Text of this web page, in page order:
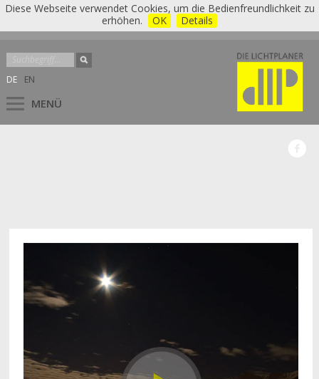
Diese Webseite verwendet Cookies, um die Bedienfreundlichkeit zu
erhöhen.
OK Details
DE EN
MENÜ